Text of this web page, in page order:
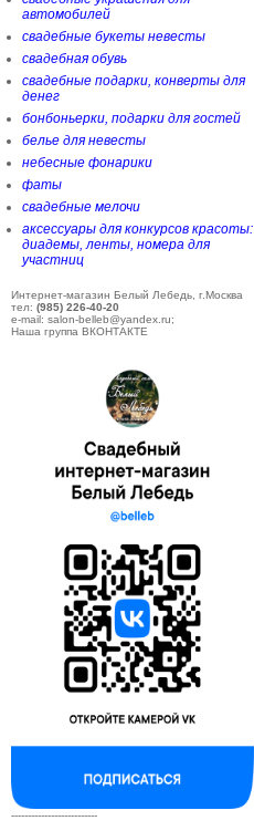
автомобилей
свадебные букеты невесты
свадебная обувь
свадебные подарки, конверты для
денег
бонбоньерки, подарки для гостей
белье для невесты
небесные фонарики
фаты
свадебные мелочи
аксессуары для конкурсов красоты:
диадемы, ленты, номера для
участниц
Интернет-магазин Белый Лебедь, г.Москва
тел: (985) 226-40-20
e-mail: salon-belleb@yandex.ru;
Наша группа ВКОНТАКТЕ
--------------------------